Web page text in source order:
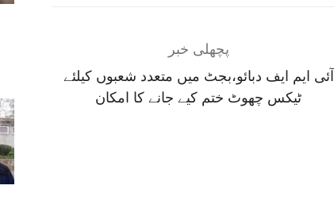
پچھلی خبر
آئی ایم ایف دبائو،بجٹ میں متعدد شعبوں کیلئے
ٹیکس چھوٹ ختم کیے جانے کا امکان